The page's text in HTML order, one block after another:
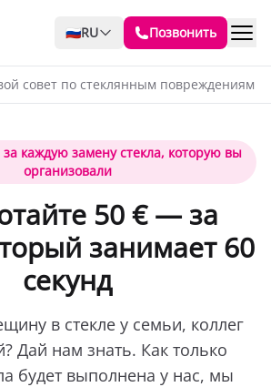
🇷🇺RU Позвонить
совет по стеклянным повреждениям
каждую замену стекла, которую вы
организовали
50 € — за
занимает 60
секунд
в стекле у семьи, коллег
Дай нам знать. Как только
будет выполнена у нас, мы